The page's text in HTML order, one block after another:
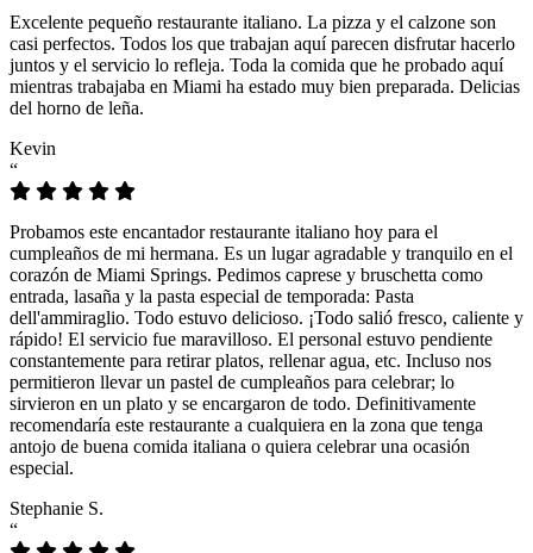
Excelente pequeño restaurante italiano. La pizza y el calzone son
casi perfectos. Todos los que trabajan aquí parecen disfrutar hacerlo
juntos y el servicio lo refleja. Toda la comida que he probado aquí
mientras trabajaba en Miami ha estado muy bien preparada. Delicias
del horno de leña.
Kevin
“
Probamos este encantador restaurante italiano hoy para el
cumpleaños de mi hermana. Es un lugar agradable y tranquilo en el
corazón de Miami Springs. Pedimos caprese y bruschetta como
entrada, lasaña y la pasta especial de temporada: Pasta
dell'ammiraglio. Todo estuvo delicioso. ¡Todo salió fresco, caliente y
rápido! El servicio fue maravilloso. El personal estuvo pendiente
constantemente para retirar platos, rellenar agua, etc. Incluso nos
permitieron llevar un pastel de cumpleaños para celebrar; lo
sirvieron en un plato y se encargaron de todo. Definitivamente
recomendaría este restaurante a cualquiera en la zona que tenga
antojo de buena comida italiana o quiera celebrar una ocasión
especial.
Stephanie S.
“